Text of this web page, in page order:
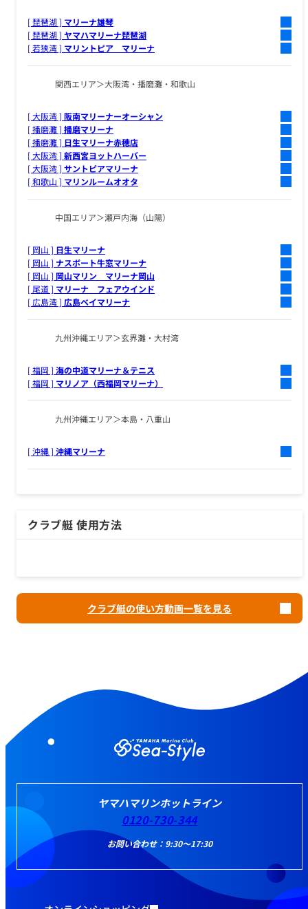
[ 琵琶湖 ] マリーナ雄琴
[ 琵琶湖 ] ヤマハマリーナ琵琶湖
[ 若狭湾 ] マリントピア マリーナ
関西エリア 大阪湾・播磨灘・和歌山
[ 大阪湾 ] 阪南マリーナーオーシャン
[ 播磨灘 ] 播磨マリーナ
[ 播磨灘 ] 日生マリーナ赤穂店
[ 大阪湾 ] 新西宮ヨットハーバー
[ 大阪湾 ] サントピアマリーナ
[ 和歌山 ] マリンルームオオタ
中国エリア 瀬戸内海（山陽）
[ 岡山 ] 日生マリーナ
[ 岡山 ] ナスボート牛窓マリーナ
[ 岡山 ] 岡山マリン マリーナ岡山
[ 尾道 ] マリーナ フェアウインド
[ 広島湾 ] 広島ベイマリーナ
九州沖縄エリア 玄界灘・大村湾
[ 福岡 ] 海の中道マリーナ＆テニス
[ 福岡 ] マリノア（西福岡マリーナ）
九州沖縄エリア 本島・八重山
[ 沖縄 ] 沖縄マリーナ
クラブ艇 使用方法
クラブ艇の使い方動画一覧を見る
ヤマハマリンホットライン
0120-730-344
お問い合わせ：9:30～17:30